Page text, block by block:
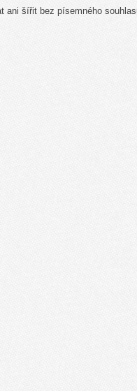
ani šířit bez písemného